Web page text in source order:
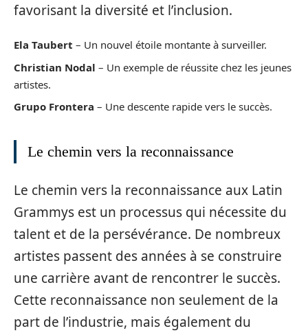
favorisant la diversité et l’inclusion.
Ela Taubert – Un nouvel étoile montante à surveiller.
Christian Nodal – Un exemple de réussite chez les jeunes
artistes.
Grupo Frontera – Une descente rapide vers le succès.
Le chemin vers la reconnaissance
Le chemin vers la reconnaissance aux Latin
Grammys est un processus qui nécessite du
talent et de la persévérance. De nombreux
artistes passent des années à se construire
une carrière avant de rencontrer le succès.
Cette reconnaissance non seulement de la
part de l’industrie, mais également du